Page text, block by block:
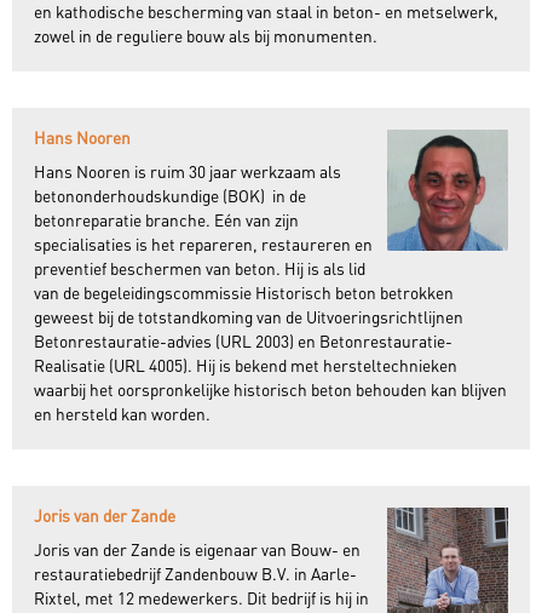
en kathodische bescherming van staal in beton- en metselwerk,
zowel in de reguliere bouw als bij monumenten.
Hans Nooren
Hans Nooren is ruim 30 jaar werkzaam als
betononderhoudskundige (BOK) in de
betonreparatie branche. Eén van zijn
specialisaties is het repareren, restaureren en
preventief beschermen van beton. Hij is als lid
van de begeleidingscommissie Historisch beton betrokken
geweest bij de totstandkoming van de Uitvoeringsrichtlijnen
Betonrestauratie-advies (URL 2003) en Betonrestauratie-
Realisatie (URL 4005). Hij is bekend met hersteltechnieken
waarbij het oorspronkelijke historisch beton behouden kan blijven
en hersteld kan worden.
Joris van der Zande
Joris van der Zande is eigenaar van Bouw- en
restauratiebedrijf Zandenbouw B.V. in Aarle-
Rixtel, met 12 medewerkers. Dit bedrijf is hij in